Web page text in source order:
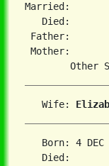
Married:
Died:
Father:
Mother:
   Wife:
Born: 4
Died: